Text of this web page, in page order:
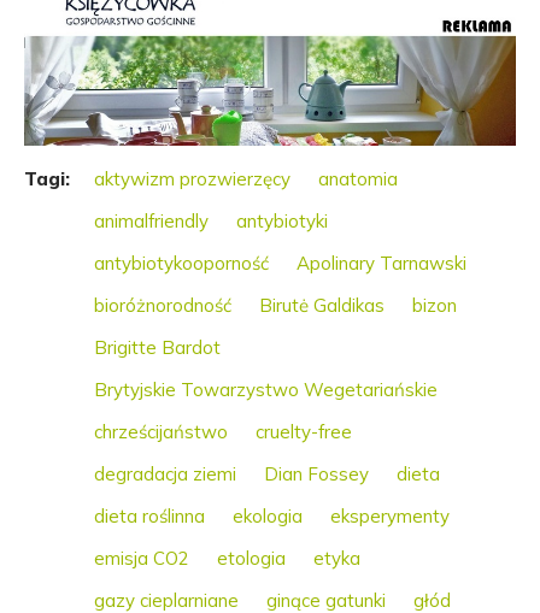
Tagi: aktywizm prozwierzęcy
anatomia
animalfriendly
antybiotyki
antybiotykooporność
Apolinary Tarnawski
bioróżnorodność
Birutė Galdikas
bizon
Brigitte Bardot
Brytyjskie Towarzystwo Wegetariańskie
chrześcijaństwo
cruelty-free
degradacja ziemi
Dian Fossey
dieta
dieta roślinna
ekologia
eksperymenty
emisja CO2
etologia
etyka
gazy cieplarniane
ginące gatunki
głód